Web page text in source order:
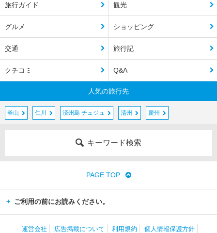
旅行ガイド 観光
グルメ ショッピング
交通 旅行記
クチコミ Q&A
人気の旅行先
釜山 仁川 済州島 チェジュ 清州 慶州
キーワード検索
PAGE TOP
ご利用の前にお読みください。
運営会社 広告掲載について 利用規約
個人情報保護方針